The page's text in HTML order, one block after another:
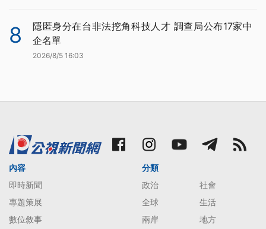
8
隱匿身分在台非法挖角科技人才 調查局公布17家中
企名單
2026/8/5 16:03
內容
即時新聞
專題策展
數位敘事
分類
政治
社會
全球
生活
兩岸
地方